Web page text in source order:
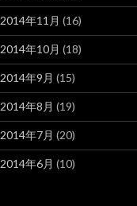
2014年11月 (16)
2014年10月 (18)
2014年9月 (15)
2014年8月 (19)
2014年7月 (20)
2014年6月 (10)